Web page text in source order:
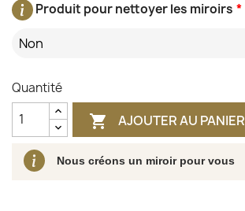
*
Produit pour nettoyer les miroirs
Non
Quantité
 AJOUTER AU PANIER
Nous créons un miroir pour vous